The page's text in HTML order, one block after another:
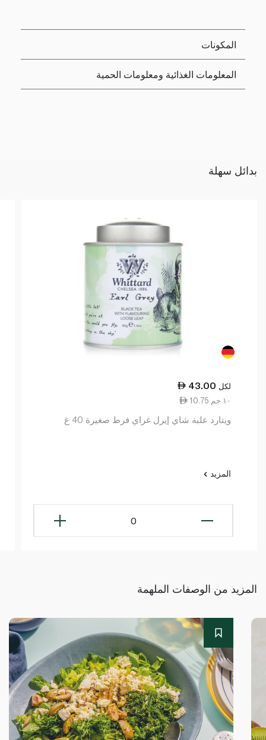
المكونات
المعلومات الغذائية ومعلومات الحمية
بدائل سهلة
43.00 لكل
10.75 ١٠ جم
ويتارد علبة شاي إيرل غراي فرط صغيرة 40 غ
المزيد
0
المزيد من الوصفات الملهمة